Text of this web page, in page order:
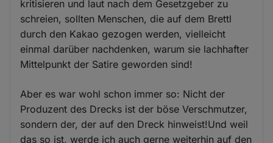
kritisieren und laut nach dem Gesetzgeber zu
schreien, sollten Menschen, die auf dem Brettl
durch den Kakao gezogen werden, vielleicht
einmal darüber nachdenken, warum sie lachhafter
Mittelpunkt der Satire geworden sind!
Aber es war wohl schon immer so: Nicht der
Produzent des Drecks ist der böse Verschmutzer,
sondern der, der auf den Dreck hinweist!Und weil
das so ist, werde ich auch gerne weiterhin auf den